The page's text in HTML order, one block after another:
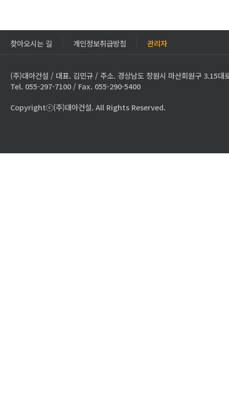
찾아오시는 길 개인정보취급방침 관리자
(주)대아건설 / 대표. 김민규 / 주소. 경상남도 창원시 마산회원구 3.15대
Tel. 055-297-7100 / Fax. 055-290-5400
Copyrightⓒ(주)대아건설. All Rights Reserved.